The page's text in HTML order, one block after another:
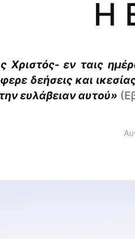
Η
Χριστός- εν ταις
δεήσεις και
ευλάβειαν αυτού»